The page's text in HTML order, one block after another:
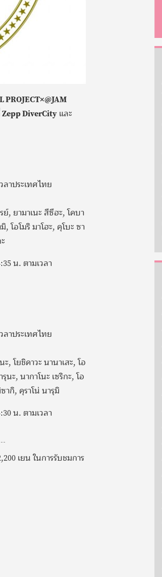
PROJECT×@JAM
Zepp DiverCity และ
ลาประเทศไทย
ย์, ยามาเนะ สึซึฮะ, โคบา
โอโมริ มาโฮะ, คุโบะ ซา
น. ตามเวลา
ลาประเทศไทย
, โยชิคาวะ นานาเสะ, โอ
นะ, นากาโนะ เซริกะ, โอ
ากิ, คุราโน่ นารุมิ
น. ตามเวลา
เยน ในการรับชมการ